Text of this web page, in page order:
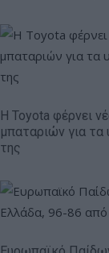
Η Toyota φέρνει
μπαταριών για τα
της